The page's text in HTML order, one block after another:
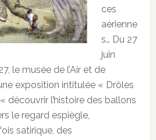
ces
aérienne
s… Du 27
juin
le musée de l’Air et de
exposition intitulée « Drôles
découvrir l’histoire des ballons
le regard espiègle,
satirique, des